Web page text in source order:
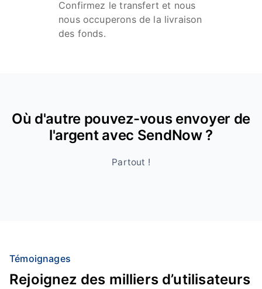
Confirmez le transfert et nous
nous occuperons de la livraison
des fonds.
Où d'autre pouvez-vous envoyer de
l'argent avec SendNow ?
Partout !
Témoignages
Rejoignez des milliers d’utilisateurs